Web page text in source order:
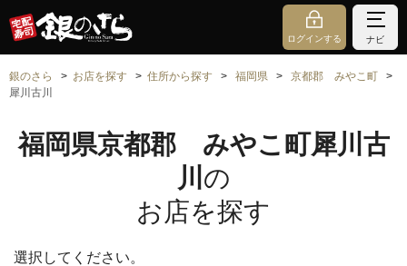
ログインする ナビ
銀のさら お店を探す 住所から探す 福岡県
京都郡 みやこ町
犀川古川
福岡県京都郡 みやこ町犀川古
川 の
お店を探す
選択してください。